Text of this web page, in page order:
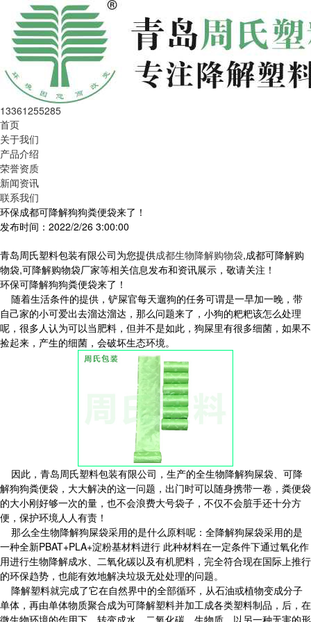
13361255285
首页
关于我们
产品介绍
荣誉资质
新闻资讯
联系我们
环保成都可降解狗狗粪便袋来了！
发布时间：2022/2/26 3:00:00
青岛周氏塑料包装有限公司为您提供成都生物降解购物袋,成都可降解购
物袋,可降解购物袋厂家等相关信息发布和资讯展示，敬请关注！
环保可降解狗狗粪便袋来了！
随着生活条件的提供，铲屎官每天遛狗的任务可谓是一早加一晚，带
自己家的小可爱出去溜达溜达，那么问题来了，小狗的粑粑该怎么处理
呢，很多人认为可以当肥料，但并不是如此，狗屎里有很多细菌，如果不
捡起来，产生的细菌，会破坏生态环境。
因此，青岛周氏塑料包装有限公司，生产的全生物降解狗屎袋、可降
解狗狗粪便袋，大大解决的这一问题，出门时可以随身携带一卷，粪便袋
的大小刚好够一次的量，也不会浪费大号袋子，不仅不会脏手还十分方
便，保护环境人人有责！
那么全生物降解狗屎袋采用的是什么原料呢：全降解狗屎袋采用的是
一种全新PBAT+PLA+淀粉基材料进行 此种材料在一定条件下通过氧化作
用进行生物降解成水、二氧化碳以及有机肥料，完全符合现在国际上推行
的环保趋势，也能有效地解决垃圾无处处理的问题。
降解塑料就完成了它在自然界中的全部循环，从石油或植物变成分子
单体，再由单体物质聚合成为可降解塑料并加工成各类塑料制品，后，在
微生物环境的作用下，转变成水、二氧化碳、生物质，以另一种无害的形